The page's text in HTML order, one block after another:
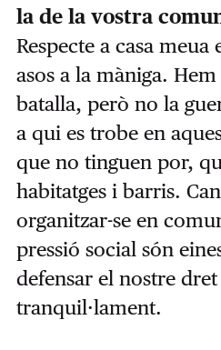
la de la vostra
Respecte a casa
asos a la màniga.
batalla, però no la
a qui es trobe en
que no tinguen por,
habitatges i barris.
organitzar-se en
pressió social són
defensar el nostre
tranquil·lament.